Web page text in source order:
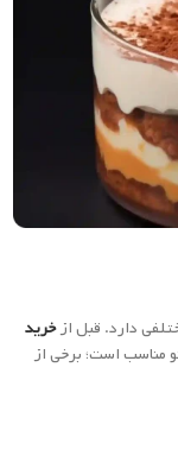
دارد. قبل ازخرید
مناسب است؛ برخی از